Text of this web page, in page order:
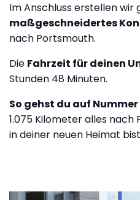
Im Anschluss erstellen wir
maßgeschneidertes
nach Portsmouth.
Die Fahrzeit für deinen
Stunden 48 Minuten.
So gehst du auf
1.075 Kilometer alles
in deiner neuen Heimat